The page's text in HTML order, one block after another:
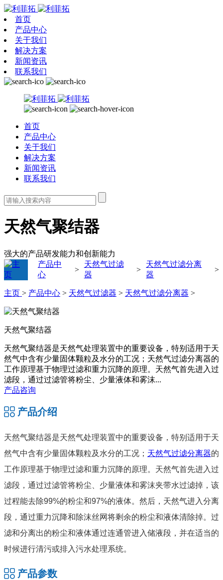
首页
产品中心
关于我们
解决方案
新闻资讯
联系我们
首页
产品中心
关于我们
解决方案
新闻资讯
联系我们
天然气聚结器
强大的产品研发能力和创新能力
产品中
心
>
天然气过滤
器
>
天然气过滤分离
器
>
主页 > 产品中心 > 天然气过滤器 > 天然气过滤分离器 >
天然气聚结器
天然气聚结器是天然气处理装置中的重要设备，特别适用于天
然气中含有少量固体颗粒及水分的工况；天然气过滤分离器的
工作原理基于物理过滤和重力沉降的原理。天然气首先进入过
滤段，通过过滤管将粉尘、少量液体和雾沫...
产品咨询
产品介绍
天然气聚结器是天然气处理装置中的重要设备，特别适用于天
然气中含有少量固体颗粒及水分的工况； 天然气过滤分离器的
工作原理基于物理过滤和重力沉降的原理。天然气首先进入过
滤段，通过过滤管将粉尘、少量液体和雾沫夹带水过滤掉，该
过程能去除99%的粉尘和97%的液体。然后，天然气进入分离
段，通过重力沉降和除沫丝网将剩余的粉尘和液体清除掉。过
滤和分离出的粉尘和液体通过连通管进入储液段，并在适当的
时候进行清污或排入污水处理系统。
产品参数